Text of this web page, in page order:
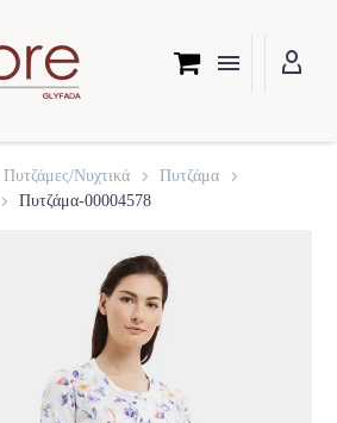
Πυτζάμες/Νυχτικά
Πυτζάμα
Πυτζάμα-00004578